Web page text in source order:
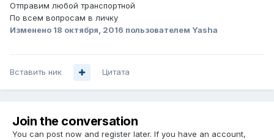
Отправим любой транспортной
По всем вопросам в личку
Изменено 18 октября, 2016 пользователем Yasha
Вставить ник Цитата
Join the conversation
You can post now and register later. If you have an account,